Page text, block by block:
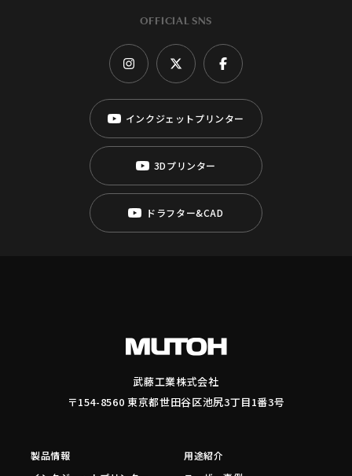
OFFICIAL SNS
インクジェットプリンター
3Dプリンター
ドラフター&CAD
武藤工業株式会社
〒154-8560 東京都世田谷区池尻3丁目1番3号
製品情報
用途紹介